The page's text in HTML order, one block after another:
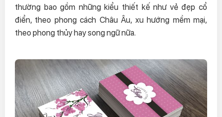
thường bao gồm những kiểu thiết kế như vẻ đẹp cổ
điển, theo phong cách Châu Âu, xu hướng mềm mại,
theo phong thủy hay song ngữ nữa.